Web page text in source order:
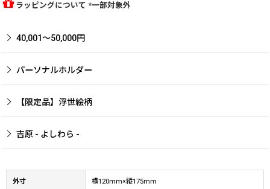
ラッピングについて *一部対象外
40,001〜50,000円
パーソナルホルダー
【限定品】浮世絵柄
吉原 - よしわら -
外寸 横120mm×縦175mm